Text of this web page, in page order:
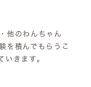
他のわんちゃん
を積んでもらうこ
いきます。